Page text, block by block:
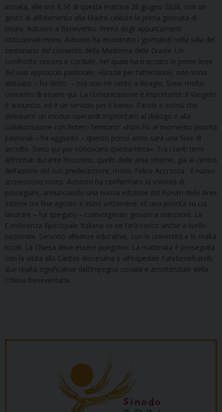
iniziata, alle ore 8,50 di questa mattina 28 giugno 2026, con un
gesto di affidamento alla Madre celeste la prima giornata di
mons. Autuoro a Benevento. Prima degli appuntamenti
istituzionali mons. Autuoro ha incontrato i giornalisti nella sala del
centenario del convento della Madonna delle Grazie. Un
confronto sincero e cordiale, nel quale ha tracciato le prime linee
del suo approccio pastorale: «Grazie per l’attenzione, non sono
abituato – ha detto – ma non mi sento a disagio. Sono molto
contento di essere qui. La comunicazione è importante: il Vangelo
è annuncio, ed è un servizio per il bene». Parole e sorrisi che
delineano un modus operandi improntato al dialogo e alla
collaborazione con l’intero territorio: «Non ho al momento priorità
pastorali – ha aggiunto – questo primo anno sarà una fase di
ascolto. Sono qui per conoscere questa terra». Tra i tanti temi
affrontati durante l’incontro, quello delle aree interne, già al centro
dell’azione del suo predecessore, mons. Felice Accrocca. Il nuovo
arcivescovo mons. Autuoro ha confermato la volontà di
proseguire, annunciando una nuova edizione del Forum delle Aree
Interne tra fine agosto e inizio settembre: «È una priorità su cui
lavorare – ha spiegato – coinvolgendo giovani e istituzioni. La
Conferenza Episcopale Italiana se ne farà carico anche a livello
nazionale. Servono alleanze educative, con le università e le realtà
locali. La Chiesa deve essere pungolo». La mattinata è proseguita
con la visita alla Caritas diocesana e all’ospedale Fatebenefratelli,
due realtà significative dell’impegno sociale e assistenziale della
Chiesa beneventana.